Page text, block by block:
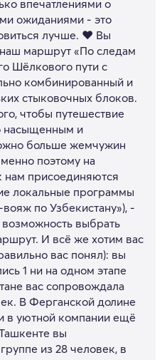
впечатлениями о
ожиданиями - это
лучше. ❤️ Вы
маршрут «По следам
Шёлкового пути с
комбинированный и
стыковочных блоков.
чтобы путешествие
насыщенным и
больше жемчужин
поэтому на
нам присоединяются
локальные программы
по Узбекистану»), -
возможность выбрать
И всё же хотим вас
вас понял): вы
1 ни на одном этапе
вас сопровождала
В Ферганской долине
в уютной компании ещё
вы
из 28 человек, в